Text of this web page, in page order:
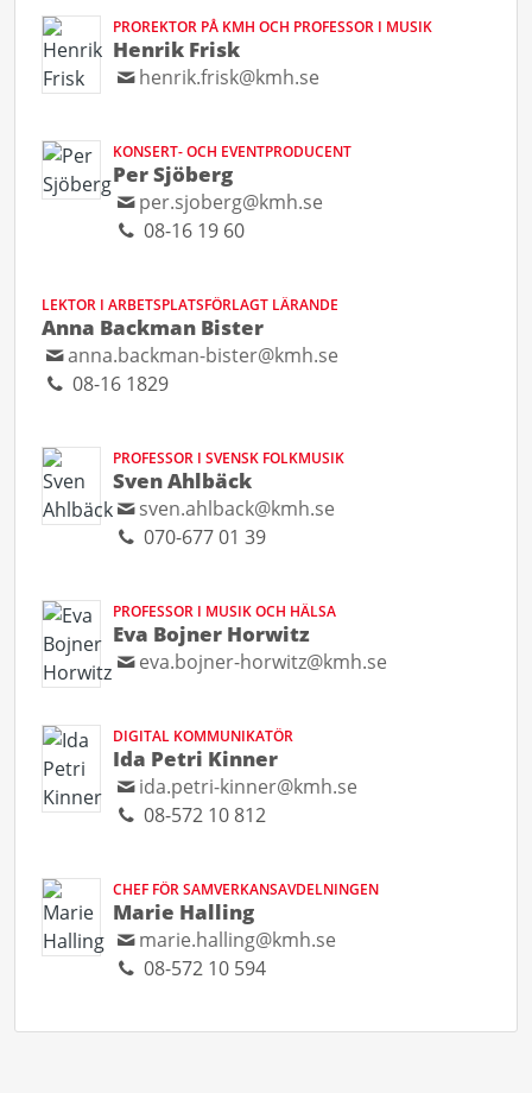
PROREKTOR PÅ KMH OCH PROFESSOR I MUSIK
Henrik Frisk
henrik.frisk@kmh.se
KONSERT- OCH EVENTPRODUCENT
Per Sjöberg
per.sjoberg@kmh.se
08-16 19 60
LEKTOR I ARBETSPLATSFÖRLAGT LÄRANDE
Anna Backman Bister
anna.backman-bister@kmh.se
08-16 1829
PROFESSOR I SVENSK FOLKMUSIK
Sven Ahlbäck
sven.ahlback@kmh.se
070-677 01 39
PROFESSOR I MUSIK OCH HÄLSA
Eva Bojner Horwitz
eva.bojner-horwitz@kmh.se
DIGITAL KOMMUNIKATÖR
Ida Petri Kinner
ida.petri-kinner@kmh.se
08-572 10 812
CHEF FÖR SAMVERKANSAVDELNINGEN
Marie Halling
marie.halling@kmh.se
08-572 10 594